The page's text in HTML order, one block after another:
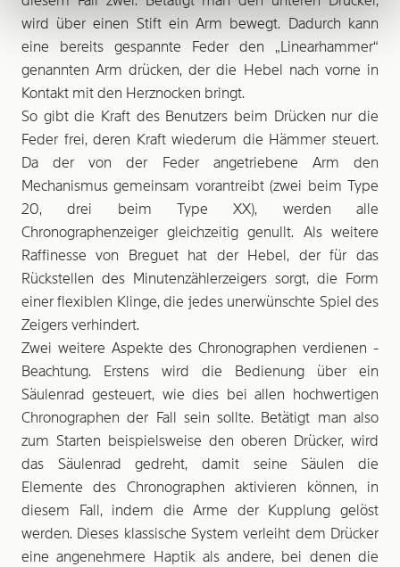
wird über einen Stift ein Arm bewegt. Dadurch kann
eine bereits gespannte Feder den „Linearhammer“
genannten Arm drücken, der die Hebel nach vorne in
Kontakt mit den Herznocken bringt.
So gibt die Kraft des Benutzers beim Drücken nur die
Feder frei, deren Kraft wiederum die Hämmer steuert.
Da der von der Feder angetriebene Arm den
Mechanismus gemeinsam vorantreibt (zwei beim Type
20, drei beim Type XX), werden alle
Chronographenzeiger gleichzeitig genullt. Als weitere
Raffinesse von Breguet hat der Hebel, der für das
Rückstellen des Minutenzählerzeigers sorgt, die Form
einer flexiblen Klinge, die jedes unerwünschte Spiel des
Zeigers verhindert.
Zwei weitere Aspekte des Chronographen verdienen ­
Beachtung. Erstens wird die Bedienung über ein
Säulenrad gesteuert, wie dies bei allen hochwertigen
Chronographen der Fall sein sollte. Betätigt man also
zum Starten beispielsweise den oberen Drücker, wird
das Säulenrad gedreht, damit seine Säulen die
Elemente des Chronographen aktivieren können, in
diesem Fall, indem die Arme der Kupplung gelöst
werden. Dieses klassische System verleiht dem Drücker
eine angenehmere Haptik als an­dere, bei denen die